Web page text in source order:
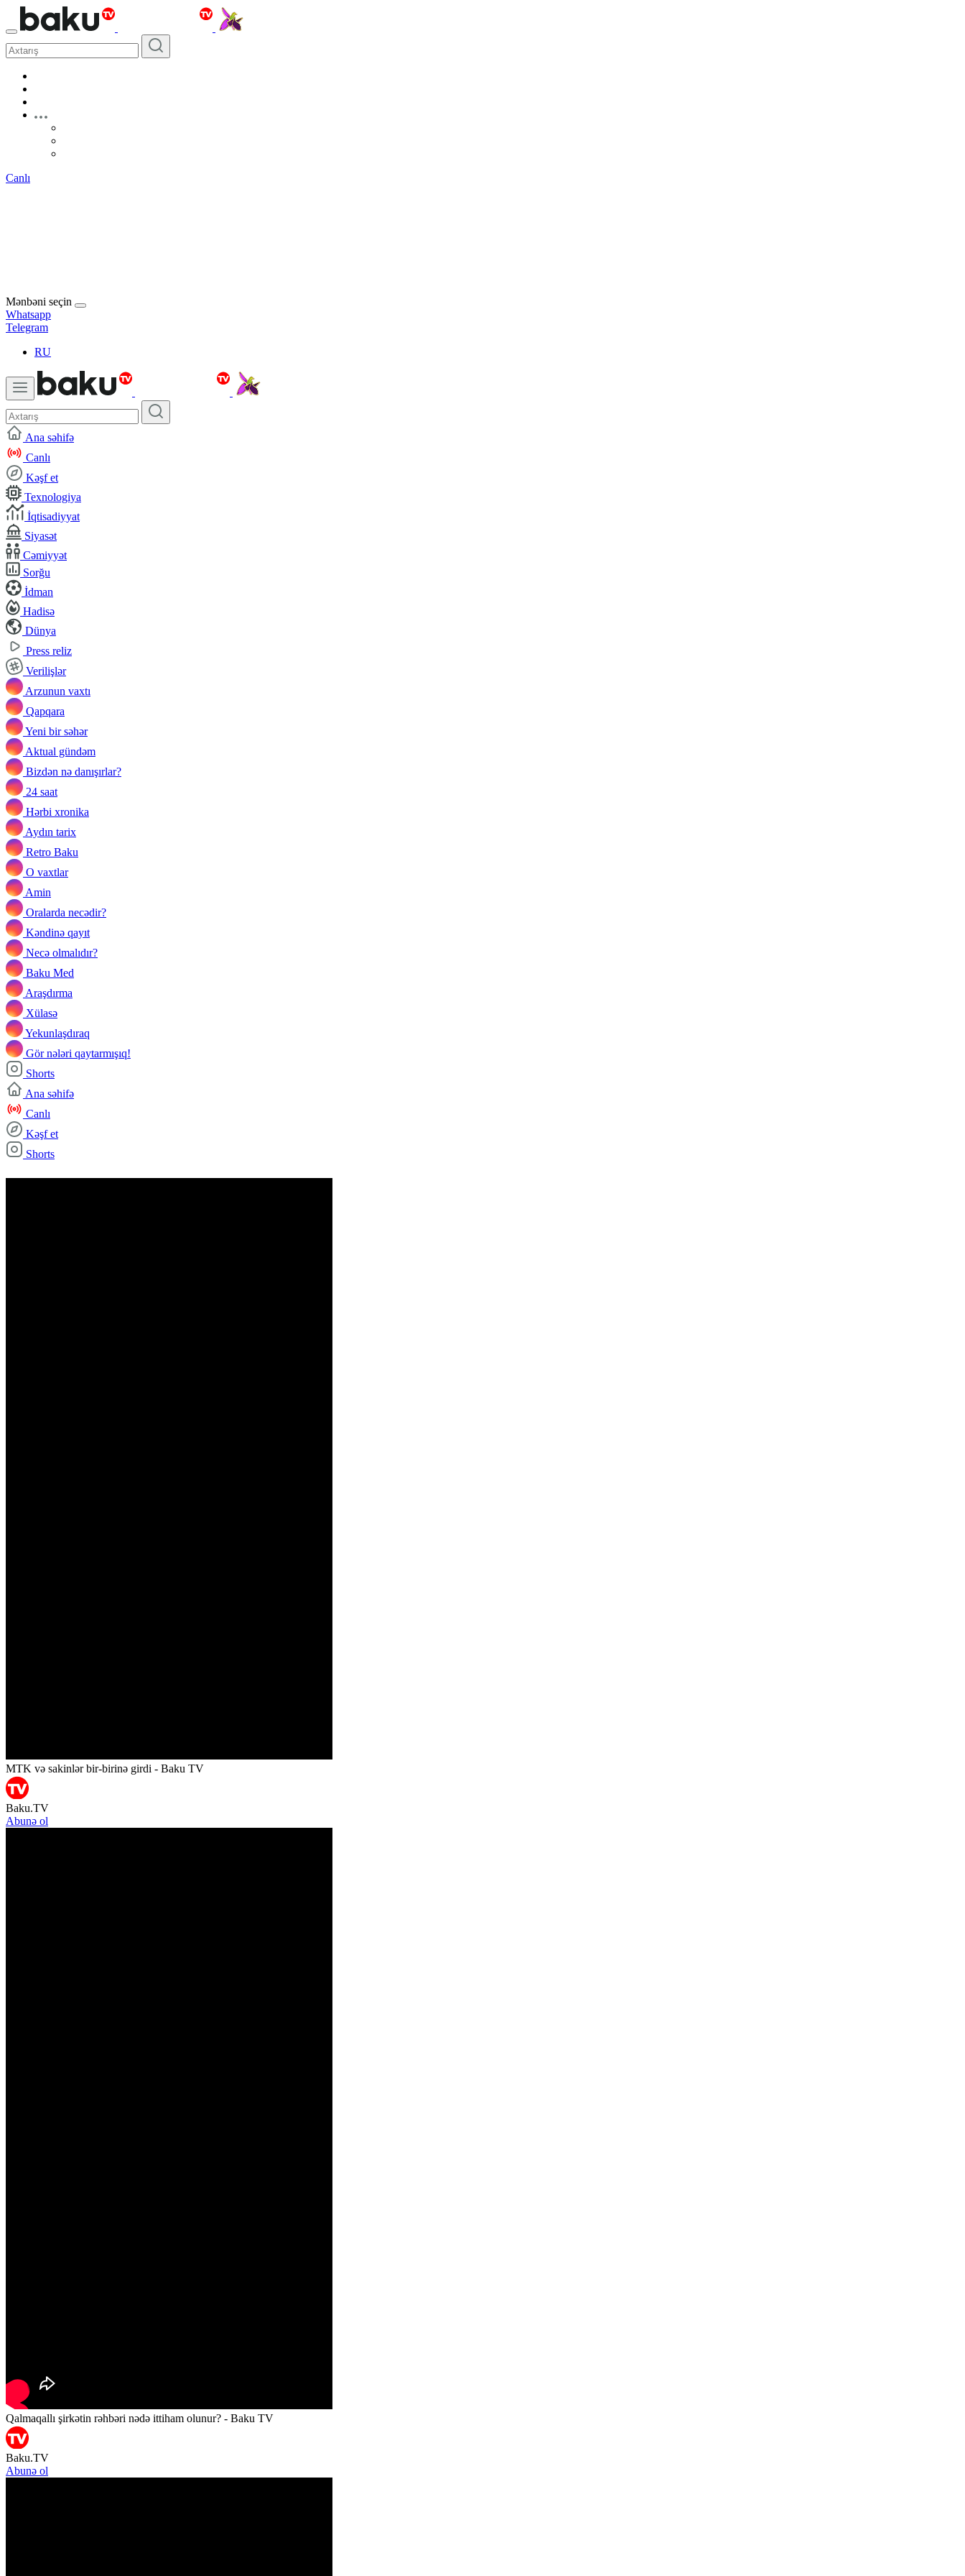
Canlı
Mənbəni seçin
Whatsapp
Telegram
RU
Ana səhifə
Canlı
Kəşf et
Texnologiya
İqtisadiyyat
Siyasət
Cəmiyyət
Sorğu
İdman
Hadisə
Dünya
Press reliz
Verilişlər
Arzunun vaxtı
Qapqara
Yeni bir səhər
Aktual gündəm
Bizdən nə danışırlar?
24 saat
Hərbi xronika
Aydın tarix
Retro Baku
O vaxtlar
Amin
Oralarda necədir?
Kəndinə qayıt
Necə olmalıdır?
Baku Med
Araşdırma
Xülasə
Yekunlaşdıraq
Gör nələri qaytarmışıq!
Shorts
Ana səhifə
Canlı
Kəşf et
Shorts
MTK və sakinlər bir-birinə girdi - Baku TV
Baku.TV
Abunə ol
Qalmaqallı şirkətin rəhbəri nədə ittiham olunur? - Baku TV
Baku.TV
Abunə ol